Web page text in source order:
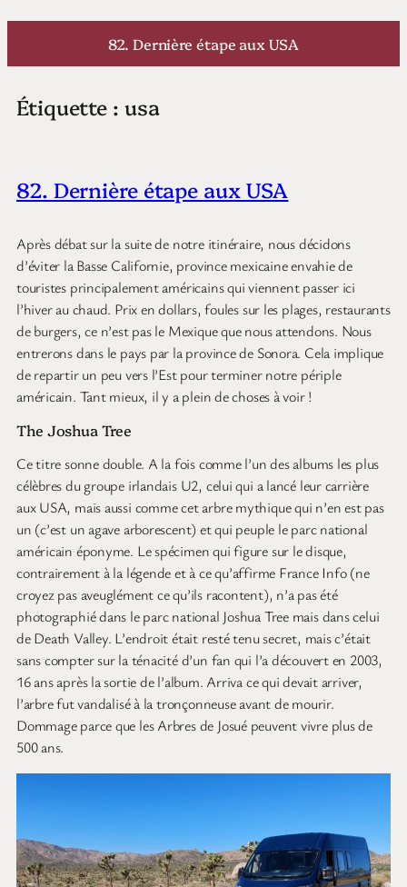
Aller
82. Dernière étape aux USA
Étiquette : usa
82. Dernière étape aux USA
Après débat sur la suite de notre itinéraire, nous décidons
d’éviter la Basse Californie, province mexicaine envahie de
touristes principalement américains qui viennent passer ici
l’hiver au chaud. Prix en dollars, foules sur les plages, restaurants
de burgers, ce n’est pas le Mexique que nous attendons. Nous
entrerons dans le pays par la province de Sonora. Cela implique
de repartir un peu vers l’Est pour terminer notre périple
américain. Tant mieux, il y a plein de choses à voir !
The Joshua Tree
Ce titre sonne double. A la fois comme l’un des albums les plus
célèbres du groupe irlandais U2, celui qui a lancé leur carrière
aux USA, mais aussi comme cet arbre mythique qui n’en est pas
un (c’est un agave arborescent) et qui peuple le parc national
américain éponyme. Le spécimen qui figure sur le disque,
contrairement à la légende et à ce qu’affirme France Info (ne
croyez pas aveuglément ce qu’ils racontent), n’a pas été
photographié dans le parc national Joshua Tree mais dans celui
de Death Valley. L’endroit était resté tenu secret, mais c’était
sans compter sur la ténacité d’un fan qui l’a découvert en 2003,
16 ans après la sortie de l’album. Arriva ce qui devait arriver,
l’arbre fut vandalisé à la tronçonneuse avant de mourir.
Dommage parce que les Arbres de Josué peuvent vivre plus de
500 ans.